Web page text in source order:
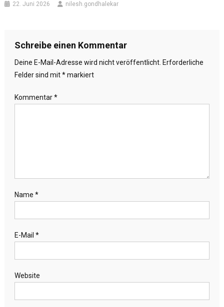
22. Juni 2026 nilesh.gondhalekar
Schreibe einen Kommentar
Deine E-Mail-Adresse wird nicht veröffentlicht. Erforderliche
Felder sind mit*markiert
Kommentar*
Name *
E-Mail *
Website